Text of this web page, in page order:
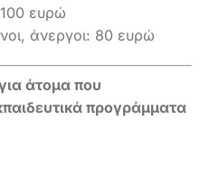
ευρώ
άνεργοι: 80 ευρώ
άτομα που
προγράμματα